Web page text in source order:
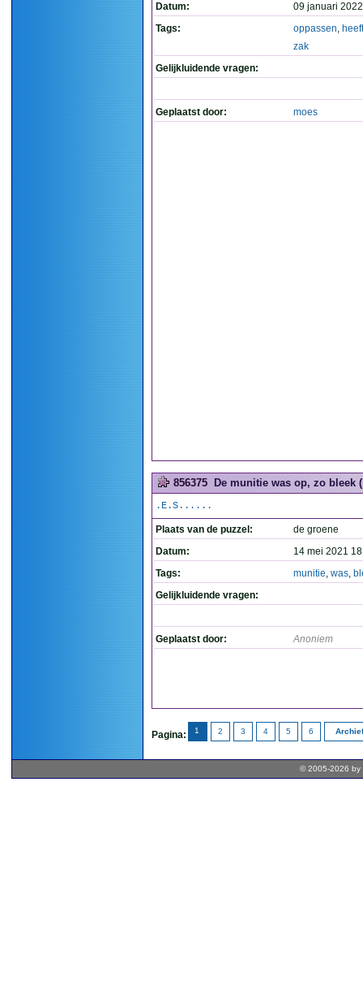
Datum:
09 januari
Tags:
oppassen, heeft
zak
Gelijkluidende vragen:
Geplaatst door: moes
856375 De munitie was op, zo bleek
.E.S......
Plaats van de puzzel:
de groene
Datum:
14 mei 2021
Tags:
munitie, was,
Gelijkluidende vragen:
Geplaatst door: Anoniem
Pagina: 1 2 3 4 5 6
© 2005-2026 by